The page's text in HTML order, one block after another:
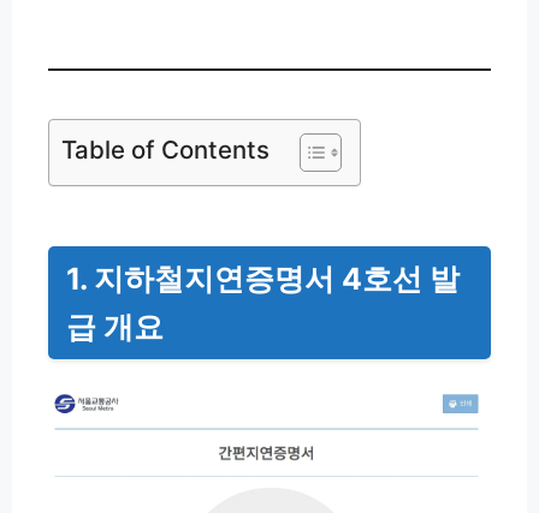
Table of Contents
1. 지하철지연증명서 4호선 발
급 개요